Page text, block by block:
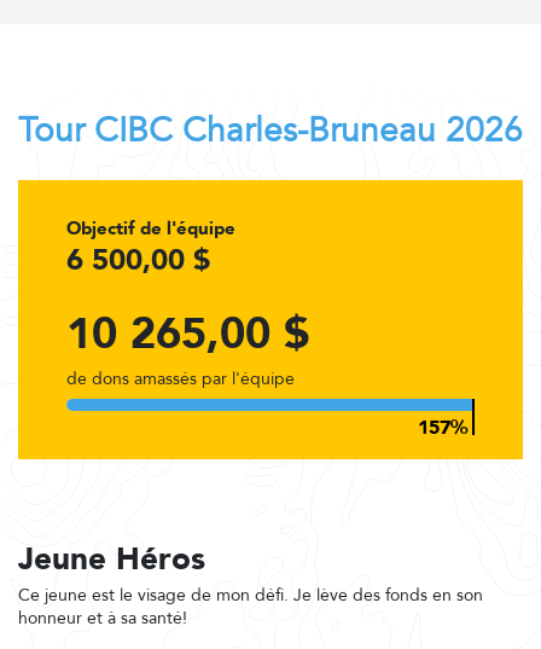
Tour CIBC Charles-Bruneau 2026
Objectif de l'équipe
6 500,00 $
10 265,00 $
de dons amassés par l'équipe
Jeune Héros
Ce jeune est le visage de mon défi. Je lève des fonds en son
honneur et à sa santé!